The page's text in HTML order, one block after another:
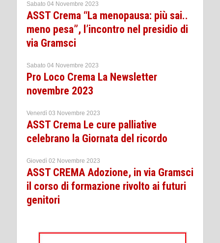
Sabato 04 Novembre 2023
ASST Crema “La menopausa: più sai..
meno pesa”, l’incontro nel presidio di
via Gramsci
Sabato 04 Novembre 2023
Pro Loco Crema La Newsletter
novembre 2023
Venerdì 03 Novembre 2023
ASST Crema Le cure palliative
celebrano la Giornata del ricordo
Giovedì 02 Novembre 2023
ASST CREMA Adozione, in via Gramsci
il corso di formazione rivolto ai futuri
genitori